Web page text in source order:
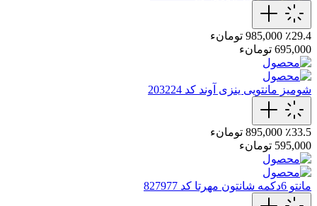
٪29.4 985,000 تومانء
695,000 تومانء
شومیز مانتویی ینزی آوند کد 203224
٪33.5 895,000 تومانء
595,000 تومانء
مانتو 6دکمه شانتون مهرتا کد 827977